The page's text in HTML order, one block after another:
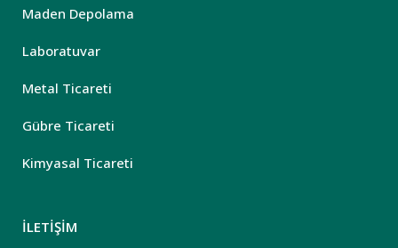
Maden Depolama
Laboratuvar
Metal Ticareti
Gübre Ticareti
Kimyasal Ticareti
İLETİŞİM